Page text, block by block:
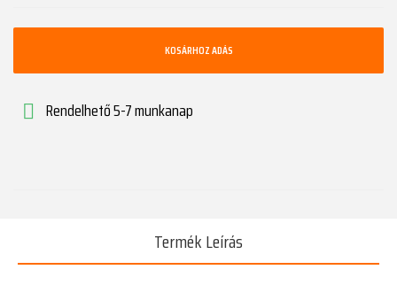
KOSÁRHOZ ADÁS
 Rendelhető 5-7 munkanap
Termék Leírás